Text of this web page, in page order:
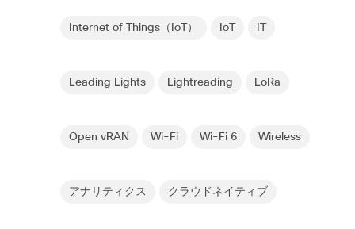
Internet of Things（IoT） IoT
Leading Lights Lightreading LoRa
Open vRAN Wi-Fi Wi-Fi 6 Wireless
アナリティクス クラウドネイティブ